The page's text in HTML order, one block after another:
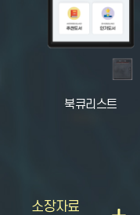
북큐리스트
소장자료